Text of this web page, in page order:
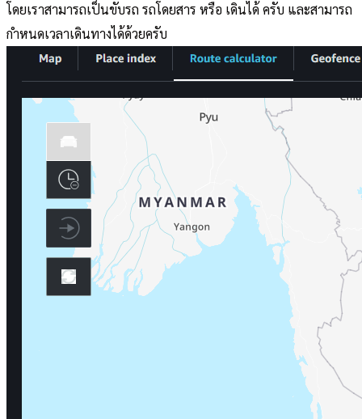
โดยเราสามารถเป็นขับรถ รถโดยสาร หรือ เดินได้ ครับ และสามารถ
กำหนดเวลาเดินทางได้ด้วยครับ